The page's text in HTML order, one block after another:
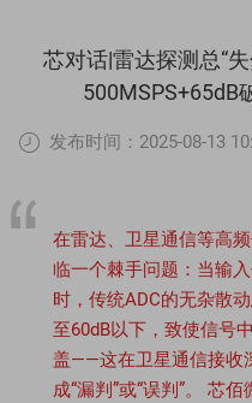
芯对话|雷达探测总“
500MSPS+65dB
发布时间：2025-08-13
在雷达、卫星通信等高
临一个棘手问题：当输
时，传统ADC的无杂散
至60dB以下，致使信号
盖——这在卫星通信接收
成“漏判”或“误判”。 芯